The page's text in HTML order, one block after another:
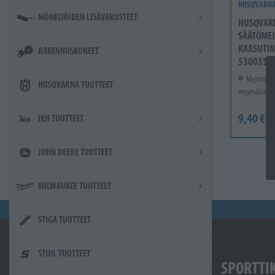
MÖNKIJÖIDEN LISÄVARUSTEET
RAKENNUSKONEET
HUSQVARNA TUOTTEET
IKH TUOTTEET
JOHN DEERE TUOTTEET
MILWAUKEE TUOTTEET
STIGA TUOTTEET
STIHL TUOTTEET
HUSQVARNA
KAASUTIN
5300355-
Myynnissä
myymälässä.
9,40 €